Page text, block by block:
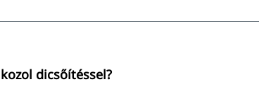
dicsőítéssel?